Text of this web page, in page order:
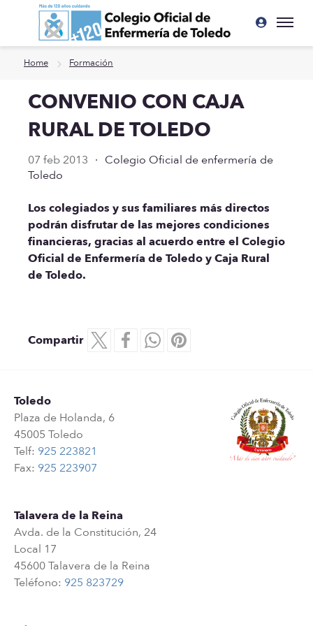
Ir a contenido principal
Home Formación
CONVENIO CON CAJA
RURAL DE TOLEDO
07 feb 2013 · Colegio Oficial de enfermería de
Toledo
Los colegiados y sus familiares más directos
podrán disfrutar de las mejores condiciones
financieras, gracias al acuerdo entre el Colegio
Oficial de Enfermería de Toledo y Caja Rural
de Toledo.
Compartir
Toledo
Plaza de Holanda, 6
45005 Toledo
Telf: 925 223821
Fax: 925 223907
Talavera de la Reina
Avda. de la Constitución, 24
Local 17
45600 Talavera de la Reina
Teléfono: 925 823729